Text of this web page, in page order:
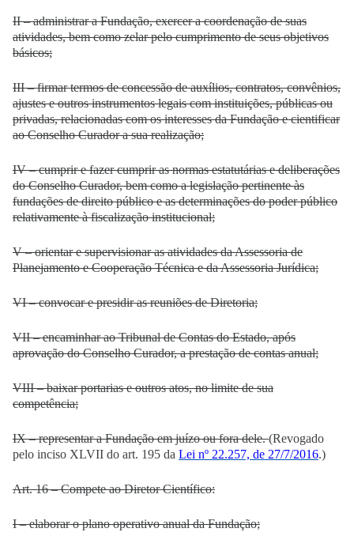
II – administrar a Fundação, exercer a coordenação de suas
atividades, bem como zelar pelo cumprimento de seus objetivos
básicos;
III – firmar termos de concessão de auxílios, contratos, convênios,
ajustes e outros instrumentos legais com instituições, públicas ou
privadas, relacionadas com os interesses da Fundação e cientificar
ao Conselho Curador a sua realização;
IV – cumprir e fazer cumprir as normas estatutárias e deliberações
do Conselho Curador, bem como a legislação pertinente às
fundações de direito público e as determinações do poder público
relativamente à fiscalização institucional;
V – orientar e supervisionar as atividades da Assessoria de
Planejamento e Cooperação Técnica e da Assessoria Jurídica;
VI – convocar e presidir as reuniões de Diretoria;
VII – encaminhar ao Tribunal de Contas do Estado, após
aprovação do Conselho Curador, a prestação de contas anual;
VIII – baixar portarias e outros atos, no limite de sua
competência;
IX – representar a Fundação em juízo ou fora dele.(Revogado
pelo inciso XLVII do art. 195 da Lei nº 22.257, de 27/7/2016.)
Art. 16 – Compete ao Diretor Científico:
I – elaborar o plano operativo anual da Fundação;